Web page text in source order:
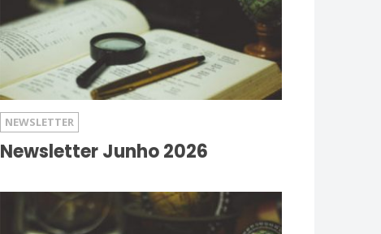
NEWSLETTER
Newsletter Junho 2026